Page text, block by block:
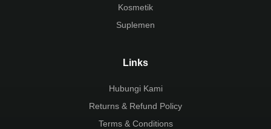
Kosmetik
Suplemen
Links
Hubungi Kami
Returns & Refund Policy
Terms & Conditions